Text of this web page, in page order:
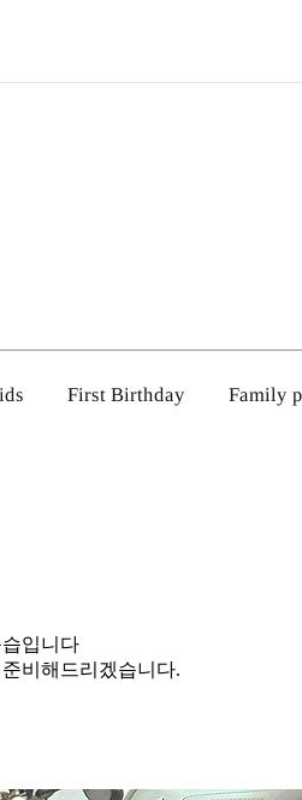
First Birthday Family
입니다
비해드리겠습니다.